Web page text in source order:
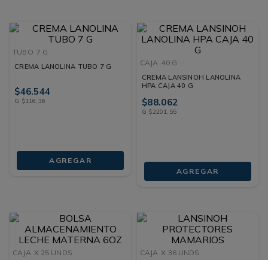
TUBO 7 G
CREMA LANOLINA TUBO 7 G
$46.544
G $116 36
AGREGAR
CAJA 40 G
CREMA LANSINOH LANOLINA
HPA CAJA 40 G
$88.062
G $2201 55
AGREGAR
CAJA X 25 UNDS CAJA X 36 UNDS